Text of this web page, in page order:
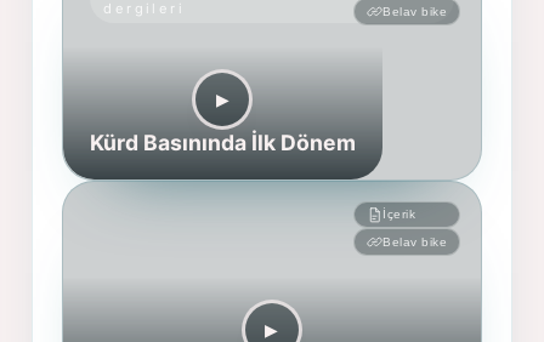
dergileri
Belav bike
▶︎
Kürd Basınında İlk Dönem
İçerik
Belav bike
▶︎